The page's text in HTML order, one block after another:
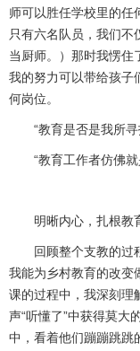
师可以胜任学校里的任
只有六名队员，我们不
当厨师。）那时我愣
我的努力可以带给孩子
何岗位。
“教育是否是我所
“教育工作者仿佛
明晰内心，扎根教
回顾整个支教的过
我能为乡村教育的改变
课的过程中，我深刻理
声“听懂了”中获得莫大
中，看着他们蹦蹦跳跳